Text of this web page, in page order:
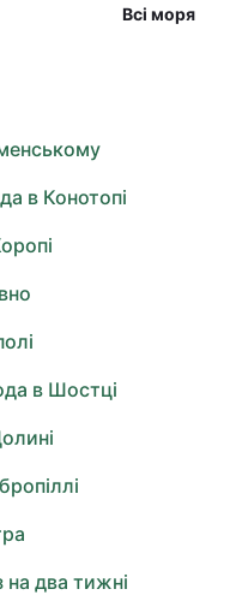
Всі моря
в Конотопі
в Шостці
на два тижні